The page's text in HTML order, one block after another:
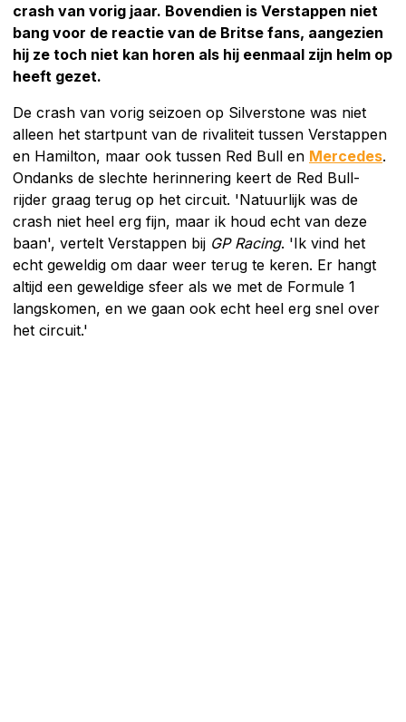
crash van vorig jaar. Bovendien is Verstappen niet
bang voor de reactie van de Britse fans, aangezien
hij ze toch niet kan horen als hij eenmaal zijn helm op
heeft gezet.
De crash van vorig seizoen op Silverstone was niet
alleen het startpunt van de rivaliteit tussen Verstappen
en Hamilton, maar ook tussen Red Bull en Mercedes.
Ondanks de slechte herinnering keert de Red Bull-
rijder graag terug op het circuit. 'Natuurlijk was de
crash niet heel erg fijn, maar ik houd echt van deze
baan', vertelt Verstappen bij GP Racing. 'Ik vind het
echt geweldig om daar weer terug te keren. Er hangt
altijd een geweldige sfeer als we met de Formule 1
langskomen, en we gaan ook echt heel erg snel over
het circuit.'